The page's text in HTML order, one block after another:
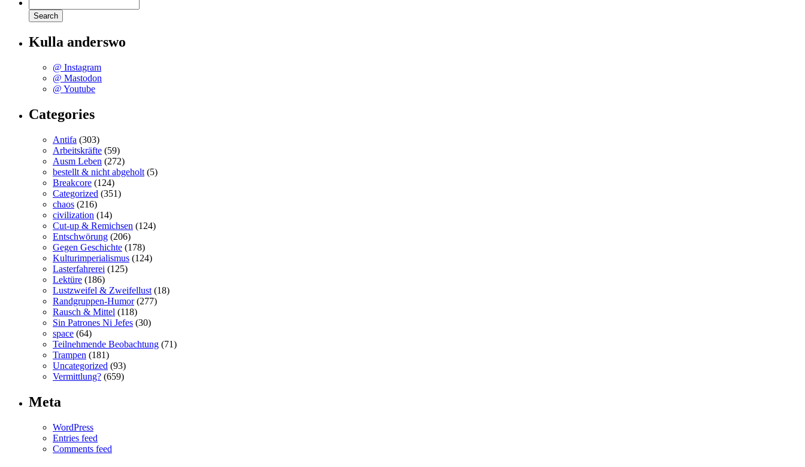
Kulla anderswo
@ Instagram
@ Mastodon
@ Youtube
Categories
Antifa (303)
Arbeitskräfte (59)
Ausm Leben (272)
bestellt & nicht abgeholt (5)
Breakcore (124)
Categorized (351)
chaos (216)
civilization (14)
Cut-up & Remichsen (124)
Entschwörung (206)
Gegen Geschichte (178)
Kulturimperialismus (124)
Lasterfahrerei (125)
Lektüre (186)
Lustzweifel & Zweifellust (18)
Randgruppen-Humor(277)
Rausch & Mittel (118)
Sin Patrones Ni Jefes (30)
space (64)
Teilnehmende Beobachtung (71)
Trampen (181)
Uncategorized (93)
Vermittlung? (659)
Meta
WordPress
Entries feed
Comments feed